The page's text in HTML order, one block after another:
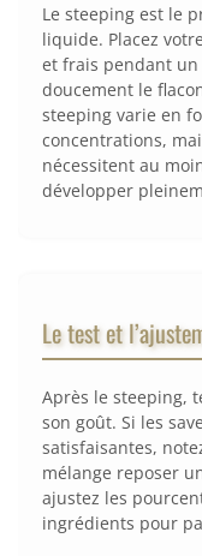
Le steeping est le
liquide. Placez
et frais pendant
doucement le
steeping varie en
concentrations,
nécessitent au
développer
Le test et
Après le steeping,
son goût. Si les
satisfaisantes,
mélange reposer
ajustez les
ingrédients pour